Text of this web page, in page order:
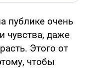
публике очень
чувства, даже
Этого от
чтобы